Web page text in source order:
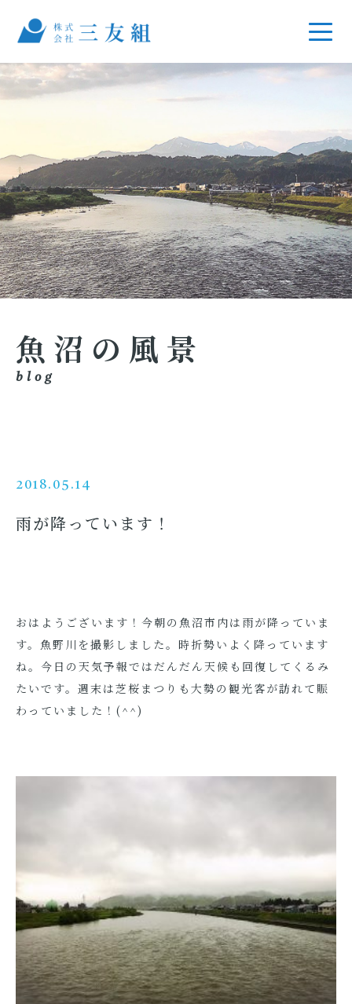
魚沼の風景
blog
2018.05.14
雨が降っています！
おはようございます！今朝の魚沼市内は雨が降っていま
す。魚野川を撮影しました。時折勢いよく降っています
ね。今日の天気予報ではだんだん天候も回復してくるみ
たいです。週末は芝桜まつりも大勢の観光客が訪れて賑
わっていました！(^^)